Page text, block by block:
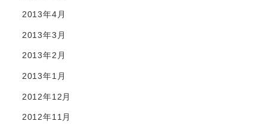
2013年4月
2013年3月
2013年2月
2013年1月
2012年12月
2012年11月